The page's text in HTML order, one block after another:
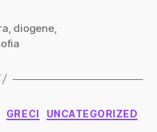
diogene,
Categorie
GRECI UNCATEGORIZED